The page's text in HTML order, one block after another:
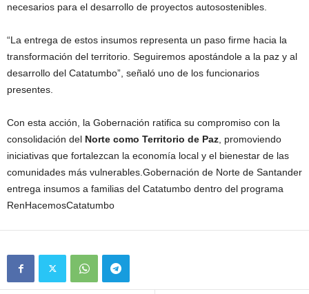
necesarios para el desarrollo de proyectos autosostenibles.
“La entrega de estos insumos representa un paso firme hacia la
transformación del territorio. Seguiremos apostándole a la paz y al
desarrollo del Catatumbo”, señaló uno de los funcionarios
presentes.
Con esta acción, la Gobernación ratifica su compromiso con la
consolidación del Norte como Territorio de Paz , promoviendo
iniciativas que fortalezcan la economía local y el bienestar de las
comunidades más vulnerables.Gobernación de Norte de Santander
entrega insumos a familias del Catatumbo dentro del programa
RenHacemosCatatumbo